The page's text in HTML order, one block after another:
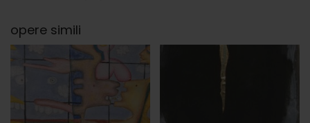
opere simili